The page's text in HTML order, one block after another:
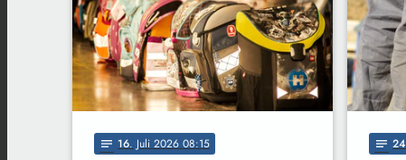
notes 16. Juli 2026 08:15 notes 24